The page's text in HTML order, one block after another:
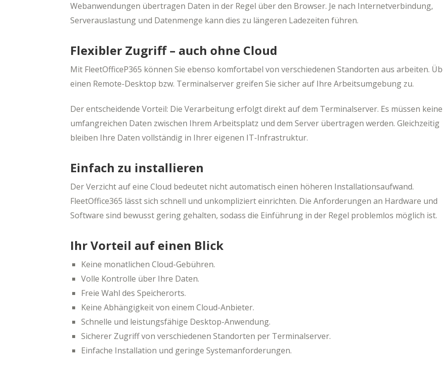
Webanwendungen übertragen Daten in der Regel über den Browser. Je nach Internetverbindung,
Serverauslastung und Datenmenge kann dies zu längeren Ladezeiten führen.
Flexibler Zugriff – auch ohne Cloud
Mit FleetOfficeP365 können Sie ebenso komfortabel von verschiedenen Standorten aus arbeiten.
einen Remote-Desktop bzw. Terminalserver greifen Sie sicher auf Ihre Arbeitsumgebung zu.
Der entscheidende Vorteil: Die Verarbeitung erfolgt direkt auf dem Terminalserver. Es müssen keine
umfangreichen Daten zwischen Ihrem Arbeitsplatz und dem Server übertragen werden. Gleichzeitig
bleiben Ihre Daten vollständig in Ihrer eigenen IT-Infrastruktur.
Einfach zu installieren
Der Verzicht auf eine Cloud bedeutet nicht automatisch einen höheren Installationsaufwand.
FleetOffice365 lässt sich schnell und unkompliziert einrichten. Die Anforderungen an Hardware und
Software sind bewusst gering gehalten, sodass die Einführung in der Regel problemlos möglich ist.
Ihr Vorteil auf einen Blick
Keine monatlichen Cloud-Gebühren.
Volle Kontrolle über Ihre Daten.
Freie Wahl des Speicherorts.
Keine Abhängigkeit von einem Cloud-Anbieter.
Schnelle und leistungsfähige Desktop-Anwendung.
Sicherer Zugriff von verschiedenen Standorten per Terminalserver.
Einfache Installation und geringe Systemanforderungen.